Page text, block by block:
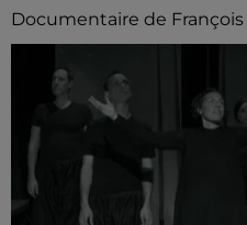
Documentaire de